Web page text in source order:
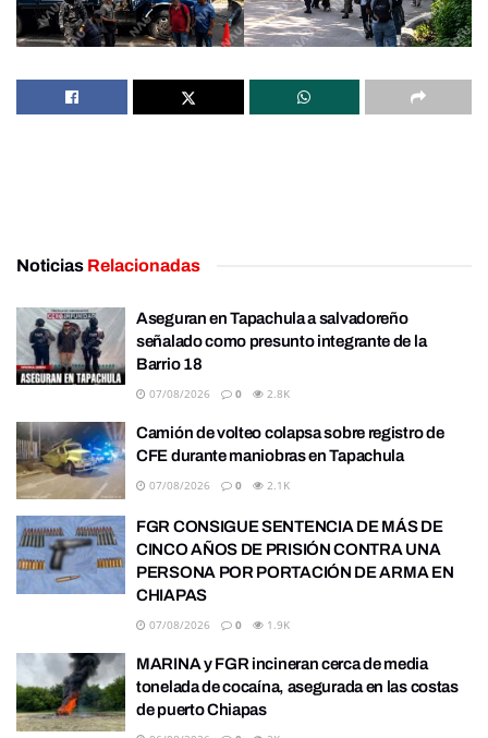
Noticias Relacionadas
Aseguran en Tapachula a salvadoreño
señalado como presunto integrante de la
Barrio 18
07/08/2026 0 2.8K
Camión de volteo colapsa sobre registro de
CFE durante maniobras en Tapachula
07/08/2026 0 2.1K
FGR CONSIGUE SENTENCIA DE MÁS DE
CINCO AÑOS DE PRISIÓN CONTRA UNA
PERSONA POR PORTACIÓN DE ARMA EN
CHIAPAS
07/08/2026 0 1.9K
MARINA y FGR incineran cerca de media
tonelada de cocaína, asegurada en las costas
de puerto Chiapas